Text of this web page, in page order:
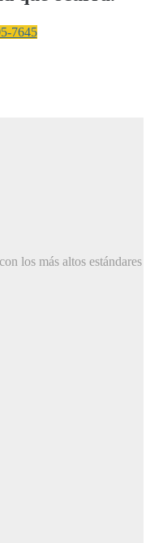
7645
los más altos estándares